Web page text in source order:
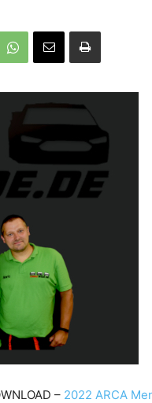
– 2022 ARCA